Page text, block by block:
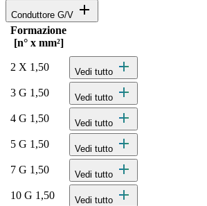
Conduttore G/V add
Specifiche dettagliate del prodotto e dati tecnici
Stato
Formazione
[n° x mm²]
2 X 1,50 Vedi tutto add
3 G 1,50 Vedi tutto add
4 G 1,50 Vedi tutto add
5 G 1,50 Vedi tutto add
7 G 1,50 Vedi tutto add
10 G 1,50 Vedi tutto add